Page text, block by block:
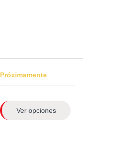
Próximamente
Ver opciones